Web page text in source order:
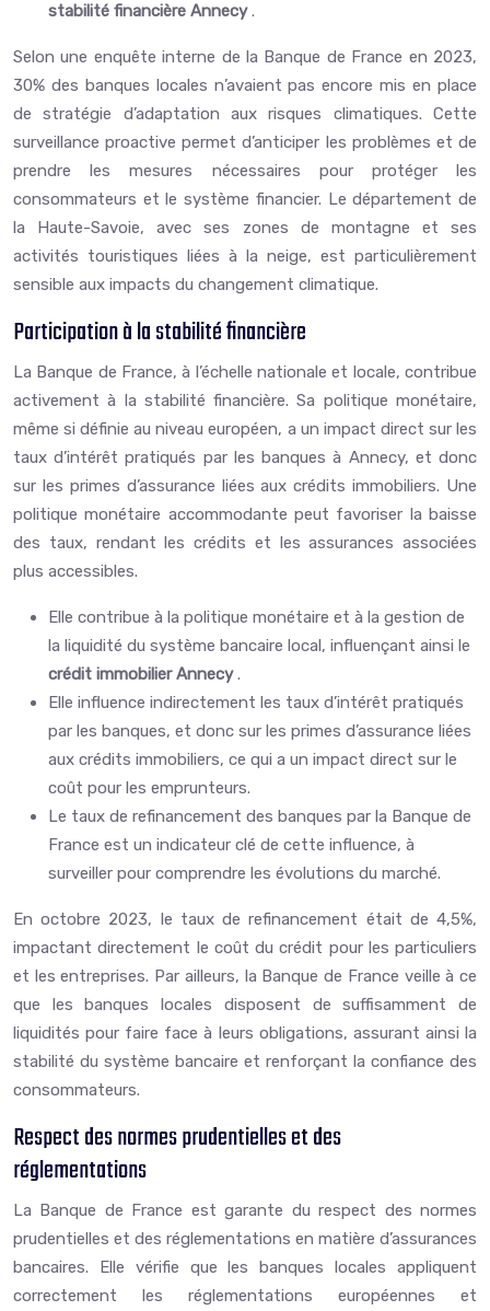
stabilité financière Annecy.
Selon une enquête interne de la Banque de France en 2023,
30% des banques locales n’avaient pas encore mis en place
de stratégie d’adaptation aux risques climatiques. Cette
surveillance proactive permet d’anticiper les problèmes et de
prendre les mesures nécessaires pour protéger les
consommateurs et le système financier. Le département de
la Haute-Savoie, avec ses zones de montagne et ses
activités touristiques liées à la neige, est particulièrement
sensible aux impacts du changement climatique.
Participation à la stabilité financière
La Banque de France, à l’échelle nationale et locale, contribue
activement à la stabilité financière. Sa politique monétaire,
même si définie au niveau européen, a un impact direct sur les
taux d’intérêt pratiqués par les banques à Annecy, et donc
sur les primes d’assurance liées aux crédits immobiliers. Une
politique monétaire accommodante peut favoriser la baisse
des taux, rendant les crédits et les assurances associées
plus accessibles.
Elle contribue à la politique monétaire et à la gestion de
la liquidité du système bancaire local, influençant ainsi le
crédit immobilier Annecy.
Elle influence indirectement les taux d’intérêt pratiqués
par les banques, et donc sur les primes d’assurance liées
aux crédits immobiliers, ce qui a un impact direct sur le
coût pour les emprunteurs.
Le taux de refinancement des banques par la Banque de
France est un indicateur clé de cette influence, à
surveiller pour comprendre les évolutions du marché.
En octobre 2023, le taux de refinancement était de 4,5%,
impactant directement le coût du crédit pour les particuliers
et les entreprises. Par ailleurs, la Banque de France veille à ce
que les banques locales disposent de suffisamment de
liquidités pour faire face à leurs obligations, assurant ainsi la
stabilité du système bancaire et renforçant la confiance des
consommateurs.
Respect des normes prudentielles et des
réglementations
La Banque de France est garante du respect des normes
prudentielles et des réglementations en matière d’assurances
bancaires. Elle vérifie que les banques locales appliquent
correctement les réglementations européennes et